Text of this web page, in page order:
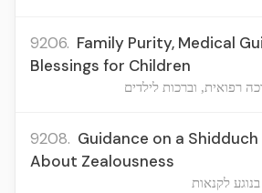
9206. Family Purity, Medical
Blessings for Children
וברכות לילדים
9208. Guidance on a
About Zealousness
לקנאות